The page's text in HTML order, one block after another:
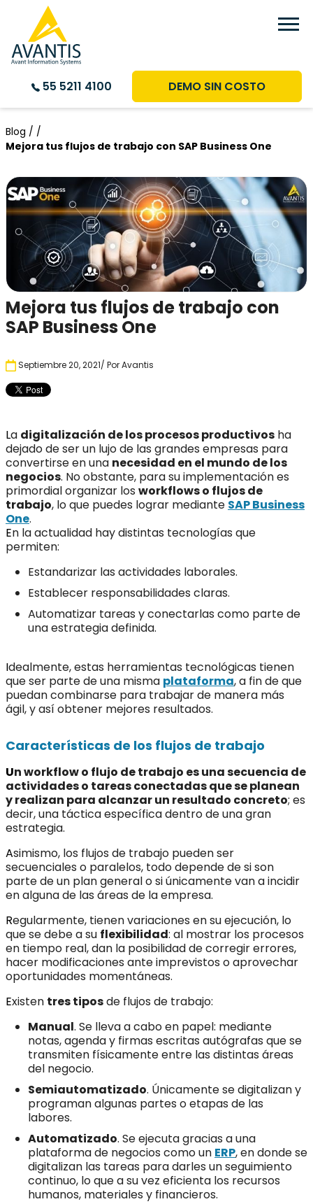
55 5211 4100 DEMO SIN COSTO
Blog / /
Mejora tus flujos de trabajo con SAP Business One
Mejora tus flujos de trabajo con
SAP Business One
Septiembre 20, 2021/ PorAvantis
La digitalización de los procesos productivos ha
dejado de ser un lujo de las grandes empresas para
convertirse en una necesidad en el mundo de los
negocios. No obstante, para su implementación es
primordial organizar los workflows o flujos de
trabajo, lo que puedes lograr mediante SAP Business
One.
En la actualidad hay distintas tecnologías que
permiten:
Estandarizar las actividades laborales.
Establecer responsabilidades claras.
Automatizar tareas y conectarlas como parte de
una estrategia definida.
Idealmente, estas herramientas tecnológicas tienen
que ser parte de una misma plataforma, a fin de que
puedan combinarse para trabajar de manera más
ágil, y así obtener mejores resultados.
Características de los flujos de trabajo
Un workflow o flujo de trabajo es una secuencia de
actividades o tareas conectadas que se planean
y realizan para alcanzar un resultado concreto; es
decir, una táctica específica dentro de una gran
estrategia.
Asimismo, los flujos de trabajo pueden ser
secuenciales o paralelos, todo depende de si son
parte de un plan general o si únicamente van a incidir
en alguna de las áreas de la empresa.
Regularmente, tienen variaciones en su ejecución, lo
que se debe a su flexibilidad: al mostrar los procesos
en tiempo real, dan la posibilidad de corregir errores,
hacer modificaciones ante imprevistos o aprovechar
oportunidades momentáneas.
Existen tres tiposde flujos de trabajo:
Manual. Se lleva a cabo en papel: mediante
notas, agenda y firmas escritas autógrafas que se
transmiten físicamente entre las distintas áreas
del negocio.
Semiautomatizado. Únicamente se digitalizan y
programan algunas partes o etapas de las
labores.
Automatizado. Se ejecuta gracias a una
plataforma de negocios como un ERP, en donde se
digitalizan las tareas para darles un seguimiento
continuo, lo que a su vez eficienta los recursos
humanos, materiales y financieros.